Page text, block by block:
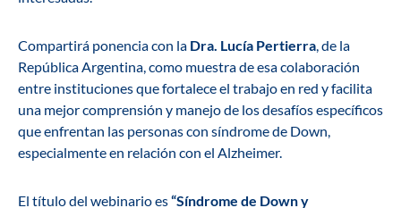
Compartirá ponencia con la Dra. Lucía Pertierra, de la
República Argentina, como muestra de esa colaboración
entre instituciones que fortalece el trabajo en red y facilita
una mejor comprensión y manejo de los desafíos específicos
que enfrentan las personas con síndrome de Down,
especialmente en relación con el Alzheimer.
El título del webinario es“Síndrome de Down y